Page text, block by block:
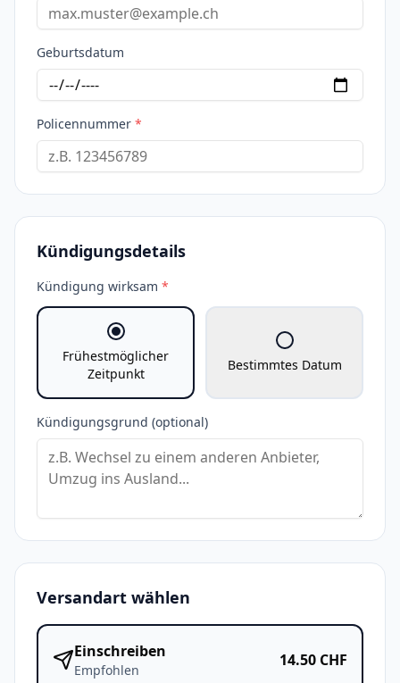
Geburtsdatum
Policennummer *
Kündigungsdetails
Kündigung wirksam *
Frühestmöglicher
Zeitpunkt
Bestimmtes Datum
Kündigungsgrund (optional)
Versandart wählen
Einschreiben
Empfohlen
14.50 CHF